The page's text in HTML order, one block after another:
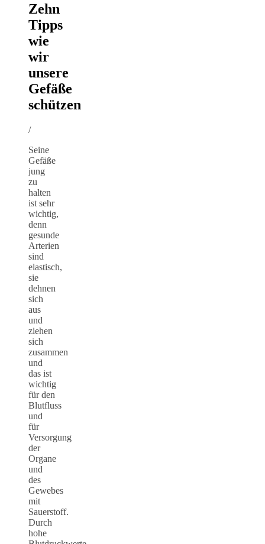
Zehn
Tipps
wie
wir
unsere
Gefäße
schützen
/
Seine
Gefäße
jung
zu
halten
ist sehr
wichtig,
denn
gesunde
Arterien
sind
elastisch,
sie
dehnen
sich
aus
und
ziehen
sich
zusammen
und
das ist
wichtig
für den
Blutfluss
und
für
Versorgung
der
Organe
und
des
Gewebes
mit
Sauerstoff.
Durch
hohe